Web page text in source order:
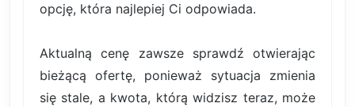
opcję, która najlepiej Ci odpowiada.
Aktualną cenę zawsze sprawdź otwierając
bieżącą ofertę, ponieważ sytuacja zmienia
się stale, a kwota, którą widzisz teraz, może